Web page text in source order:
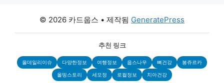
© 2026 카드웁스 • 제작됨 GeneratePress
추천 링크
올데일리이슈 다양한정보 여행정보 웁스나우 뼈건강 봉쥬르카
올띵스토리 세모정 로컬정보 치아건강